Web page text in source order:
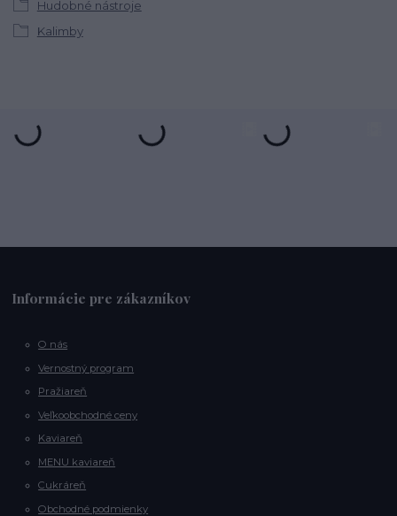
Hudobné nástroje
Kalimby
Informácie pre zákazníkov
O nás
Vernostný program
Pražiareň
Veľkoobchodné ceny
Kaviareň
MENU kaviareň
Cukráreň
Obchodné podmienky